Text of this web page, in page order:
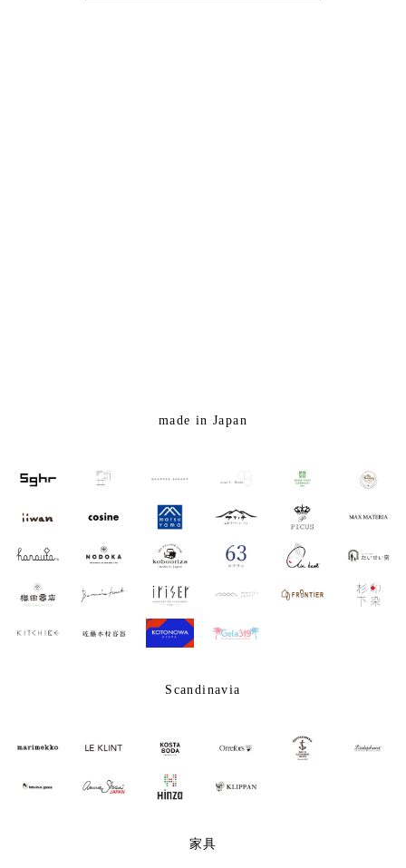
made in Japan
Scandinavia
家具